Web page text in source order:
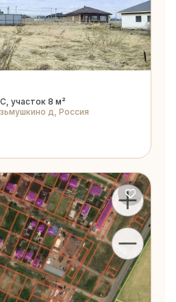
участок 8 м²
д, Россия